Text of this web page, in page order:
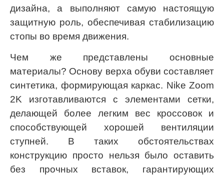
дизайна, а выполняют самую настоящую
защитную роль, обеспечивая стабилизацию
стопы во время движения.
Чем же представлены основные
материалы? Основу верха обуви составляет
синтетика, формирующая каркас. Nike Zoom
2K изготавливаются с элементами сетки,
делающей более легким вес кроссовок и
способствующей хорошей вентиляции
ступней. В таких обстоятельствах
конструкцию просто нельзя было оставить
без прочных вставок, гарантирующих